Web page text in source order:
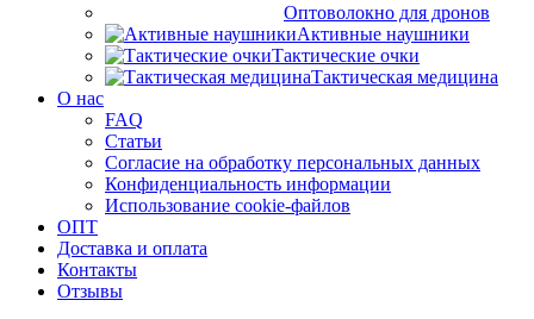
Оптоволокно для дронов
Активные наушники
Тактические очки
Тактическая медицина
О нас
FAQ
Статьи
Согласие на обработку персональных данных
Конфиденциальность информации
Использование cookie-файлов
ОПТ
Доставка и оплата
Контакты
Отзывы